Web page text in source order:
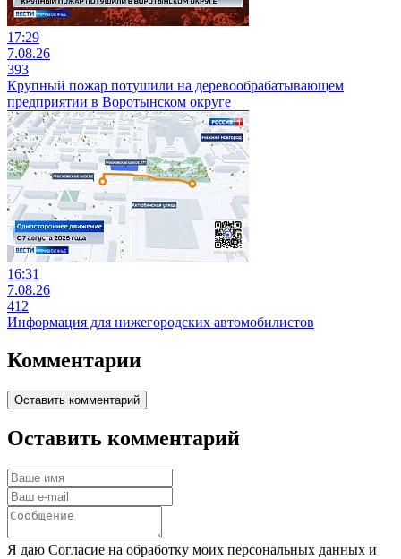
17:29
7.08.26
393
Крупный пожар потушили на деревообрабатывающем
предприятии в Воротынском округе
16:31
7.08.26
412
Информация для нижегородских автомобилистов
Комментарии
Оставить комментарий
Оставить комментарий
Я даю Согласие на обработку моих персональных данных и